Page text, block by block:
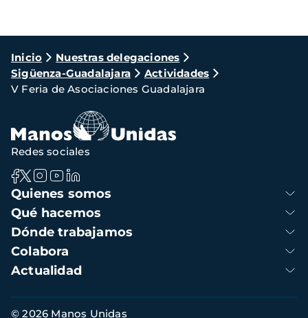
Ruta
de
navegación
Inicio
Nuestras delegaciones
Sigüenza-Guadalajara
Actividades
V Feria de Asociaciones Guadalajara
Navegación
principal
Quienes somos
Qué hacemos
Dónde trabajamos
Colabora
Actualidad
Redes sociales
Información
© 2026 Manos Unidas